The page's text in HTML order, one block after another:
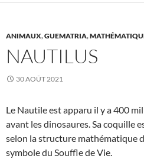
ANIMAUX,GUEMATRIA,
NAUTILUS
30 AOÛT 2021
Le Nautile est apparu il y a 400
avant les dinosaures. Sa coquille
selon la structure mathématique
symbole du Souffle de Vie.